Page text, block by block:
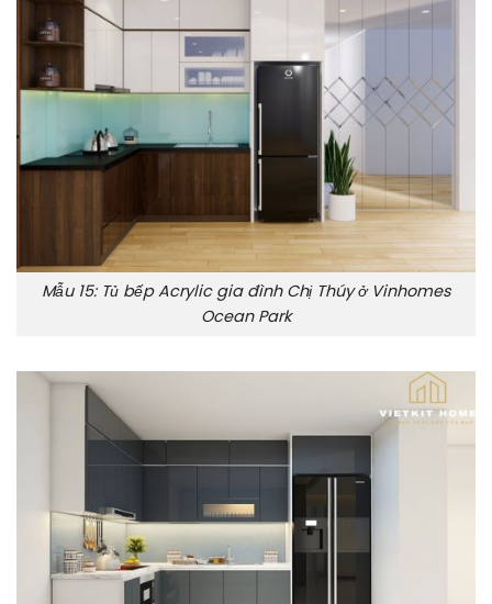
Mẫu 15: Tủ bếp Acrylic gia đình Chị Thúy ở Vinhomes
Ocean Park